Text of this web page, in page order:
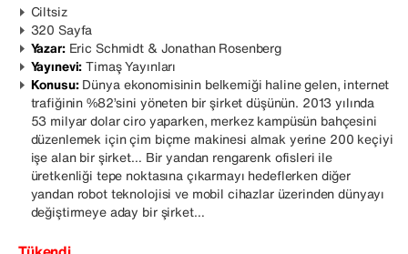
Ciltsiz
320 Sayfa
Yazar:Eric Schmidt & Jonathan Rosenberg
Yayınevi:Timaş Yayınları
Konusu:Dünya ekonomisinin belkemiği haline gelen, internet
trafiğinin %82’sini yöneten bir şirket düşünün. 2013 yılında
53 milyar dolar ciro yaparken, merkez kampüsün bahçesini
düzenlemek için çim biçme makinesi almak yerine 200 keçiyi
işe alan bir şirket… Bir yandan rengarenk ofisleri ile
üretkenliği tepe noktasına çıkarmayı hedeflerken diğer
yandan robot teknolojisi ve mobil cihazlar üzerinden dünyayı
değiştirmeye aday bir şirket…